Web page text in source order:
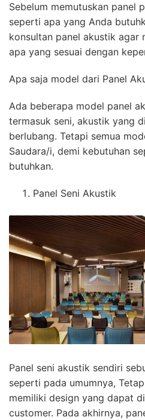
Sebelum memutuskan panel
seperti apa yang Anda
konsultan panel akustik agar
apa yang sesuai dengan
Apa saja model dari Panel
Ada beberapa model panel
termasuk seni, akustik yang
berlubang. Tetapi semua
Saudara/i, demi kebutuhan
butuhkan.
Panel Seni Akustik
Panel seni akustik sendiri
seperti pada umumnya,
memiliki design yang dapat
customer. Pada akhirnya,